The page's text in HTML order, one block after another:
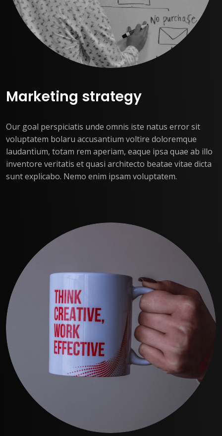
Marketing strategy
Our goal perspiciatis unde omnis iste natus error sit
voluptatem bolaru accusantium voltire doloremque
laudantium, totam rem aperiam, eaque ipsa quae ab illo
inventore veritatis et quasi architecto beatae vitae dicta
sunt explicabo. Nemo enim ipsam voluptatem.